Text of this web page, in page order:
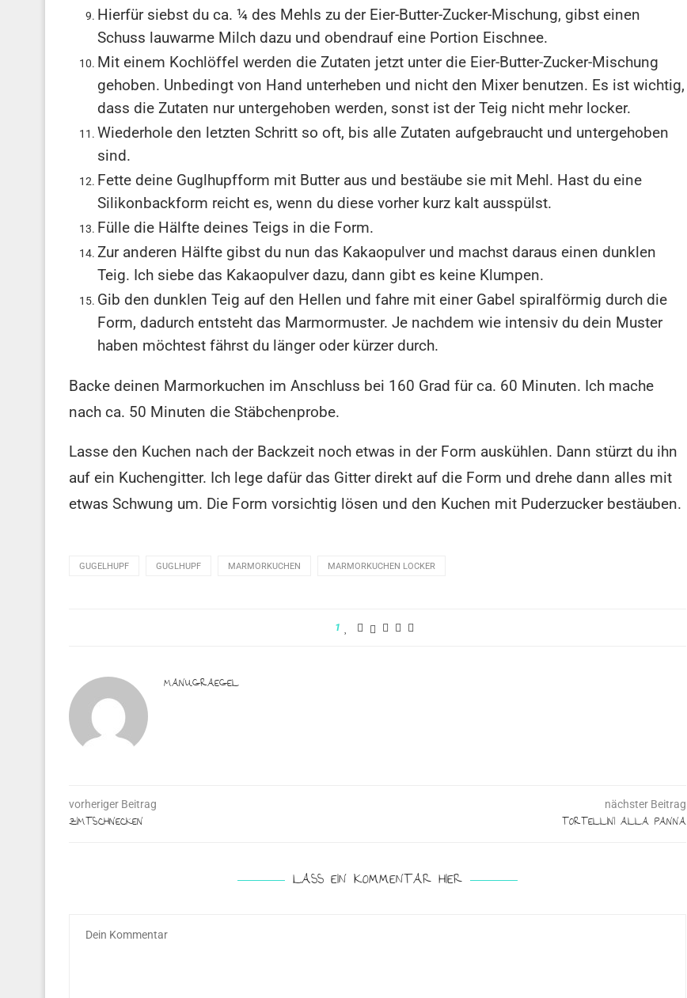
Hierfür siebst du ca. ¼ des Mehls zu der Eier-Butter-Zucker-Mischung, gibst einen
Schuss lauwarme Milch dazu und obendrauf eine Portion Eischnee.
Mit einem Kochlöffel werden die Zutaten jetzt unter die Eier-Butter-Zucker-Mischung
gehoben. Unbedingt von Hand unterheben und nicht den Mixer benutzen. Es ist wichtig,
dass die Zutaten nur untergehoben werden, sonst ist der Teig nicht mehr locker.
Wiederhole den letzten Schritt so oft, bis alle Zutaten aufgebraucht und untergehoben
sind.
Fette deine Guglhupfform mit Butter aus und bestäube sie mit Mehl. Hast du eine
Silikonbackform reicht es, wenn du diese vorher kurz kalt ausspülst.
Fülle die Hälfte deines Teigs in die Form.
Zur anderen Hälfte gibst du nun das Kakaopulver und machst daraus einen dunklen
Teig. Ich siebe das Kakaopulver dazu, dann gibt es keine Klumpen.
Gib den dunklen Teig auf den Hellen und fahre mit einer Gabel spiralförmig durch die
Form, dadurch entsteht das Marmormuster. Je nachdem wie intensiv du dein Muster
haben möchtest fährst du länger oder kürzer durch.
Backe deinen Marmorkuchen im Anschluss bei 160 Grad für ca. 60 Minuten. Ich mache
nach ca. 50 Minuten die Stäbchenprobe.
Lasse den Kuchen nach der Backzeit noch etwas in der Form auskühlen. Dann stürzt du ihn
auf ein Kuchengitter. Ich lege dafür das Gitter direkt auf die Form und drehe dann alles mit
etwas Schwung um. Die Form vorsichtig lösen und den Kuchen mit Puderzucker bestäuben.
GUGELHUPF GUGLHUPF MARMORKUCHEN MARMORKUCHEN LOCKER
1
MANUGRAEGEL
vorheriger Beitrag
ZIMTSCHNECKEN
nächster Beitrag
TORTELLINI ALLA PANNA
LASS EIN KOMMENTAR HIER